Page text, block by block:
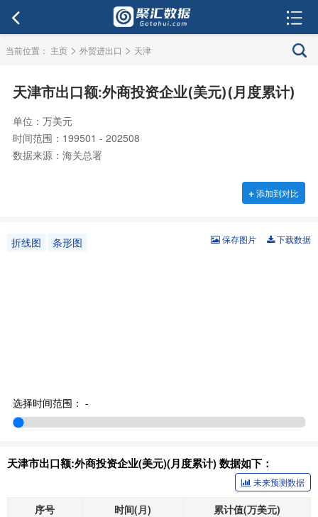
当前位置： 主页 > 外贸进出口 > 天津
天津市出口额:外商投资企业(美元)(月度累计)
单位：万美元
时间范围：199501 - 202508
数据来源：海关总署
+添加到对比
折线图 条形图 下载数据
保存图片
选择时间范围： -
天津市出口额:外商投资企业(美元)(月度累计) 数据如下：
未来预测数据
序号 时间(月)
累计值(万美元)